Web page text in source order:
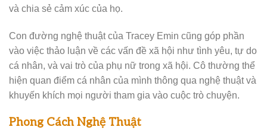
và chia sẻ cảm xúc của họ.
Con đường nghệ thuật của Tracey Emin cũng góp phần
vào việc thảo luận về các vấn đề xã hội như tình yêu, tự do
cá nhân, và vai trò của phụ nữ trong xã hội. Cô thường thể
hiện quan điểm cá nhân của mình thông qua nghệ thuật và
khuyến khích mọi người tham gia vào cuộc trò chuyện.
Phong Cách Nghệ Thuật